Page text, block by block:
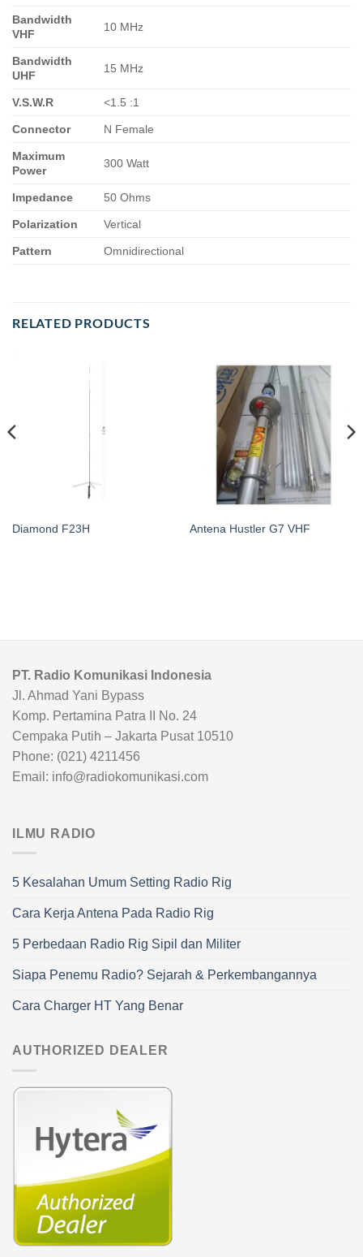
Bandwidth
VHF
10 MHz
Bandwidth
UHF
15 MHz
V.S.W.R <1.5 :1
Connector N Female
Maximum
Power
300 Watt
Impedance 50 Ohms
Polarization Vertical
Pattern Omnidirectional
RELATED PRODUCTS
Diamond F23H Antena Hustler G7 VHF
PT. Radio Komunikasi Indonesia
Jl. Ahmad Yani Bypass
Komp. Pertamina Patra II No. 24
Cempaka Putih – Jakarta Pusat 10510
Phone: (021) 4211456
Email: info@radiokomunikasi.com
ILMU RADIO
5 Kesalahan Umum Setting Radio Rig
Cara Kerja Antena Pada Radio Rig
5 Perbedaan Radio Rig Sipil dan Militer
Siapa Penemu Radio? Sejarah & Perkembangannya
Cara Charger HT Yang Benar
AUTHORIZED DEALER